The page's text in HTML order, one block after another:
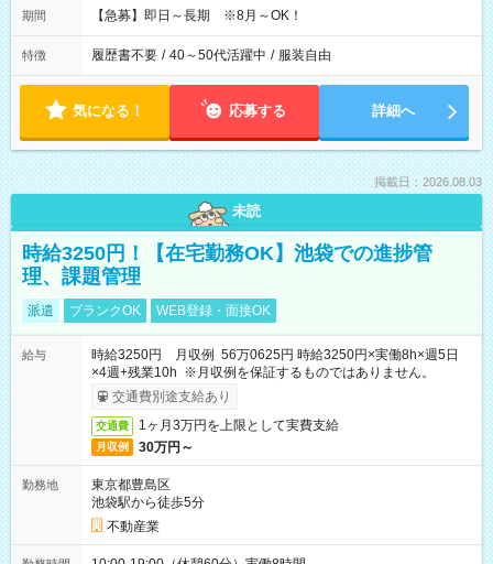
期間 【急募】即日～長期 ※8月～OK！
特徴 履歴書不要 / 40～50代活躍中 / 服装自由
気になる！ 応募する 詳細へ
掲載日：2026.08.03
未読
時給3250円！【在宅勤務OK】池袋での進捗管
理、課題管理
派遣 ブランクOK WEB登録・面接OK
給与
時給3250円 月収例 56万0625円 時給3250円×実働8h×週5日
×4週+残業10h ※月収例を保証するものではありません。
交通費別途支給あり
交通費 1ヶ月3万円を上限として実費支給
月収例 30万円～
勤務地
東京都豊島区
池袋駅から徒歩5分
不動産業